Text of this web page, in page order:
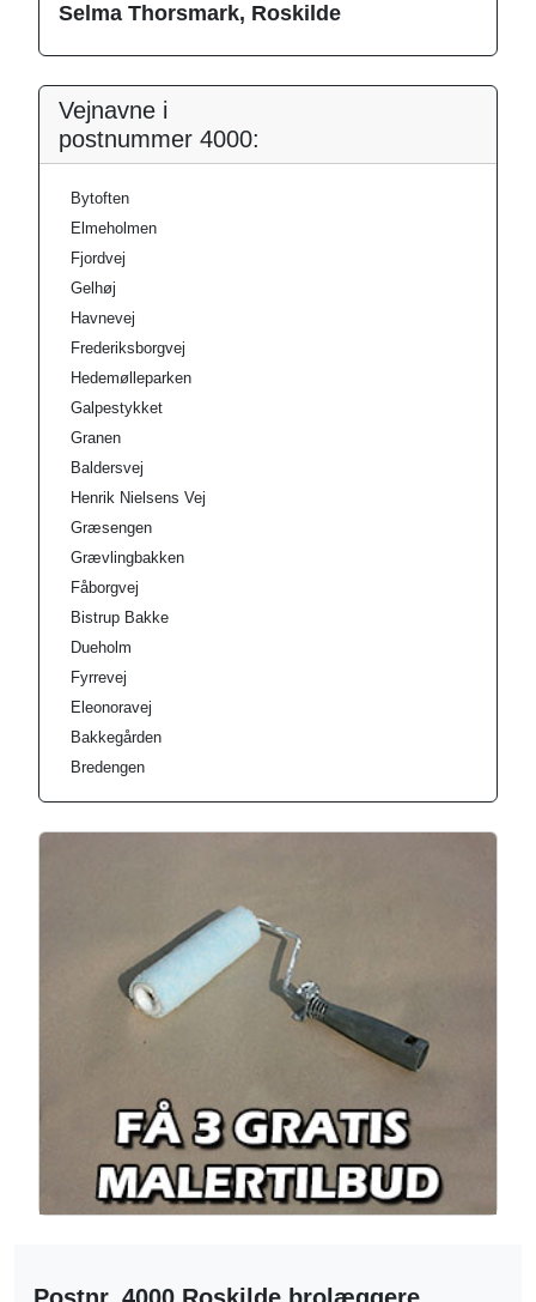
Selma Thorsmark, Roskilde
Vejnavne i
postnummer 4000:
Bytoften
Elmeholmen
Fjordvej
Gelhøj
Havnevej
Frederiksborgvej
Hedemølleparken
Galpestykket
Granen
Baldersvej
Henrik Nielsens Vej
Græsengen
Grævlingbakken
Fåborgvej
Bistrup Bakke
Dueholm
Fyrrevej
Eleonoravej
Bakkegården
Bredengen
Postnr. 4000 Roskilde brolæggere